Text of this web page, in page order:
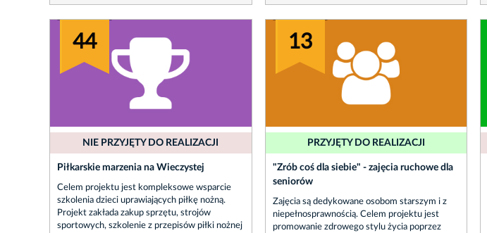
44
NIE PRZYJĘTY DO REALIZACJI
Piłkarskie marzenia na Wieczystej
Celem projektu jest kompleksowe wsparcie
szkolenia dzieci uprawiających piłkę nożną.
Projekt zakłada zakup sprzętu, strojów
sportowych, szkolenie z przepisów piłki nożnej
13
PRZYJĘTY DO REALIZACJI
"Zrób coś dla siebie" - zajęcia ruchowe dla
seniorów
Zajęcia są dedykowane osobom starszym i z
niepełnosprawnością. Celem projektu jest
promowanie zdrowego stylu życia poprzez